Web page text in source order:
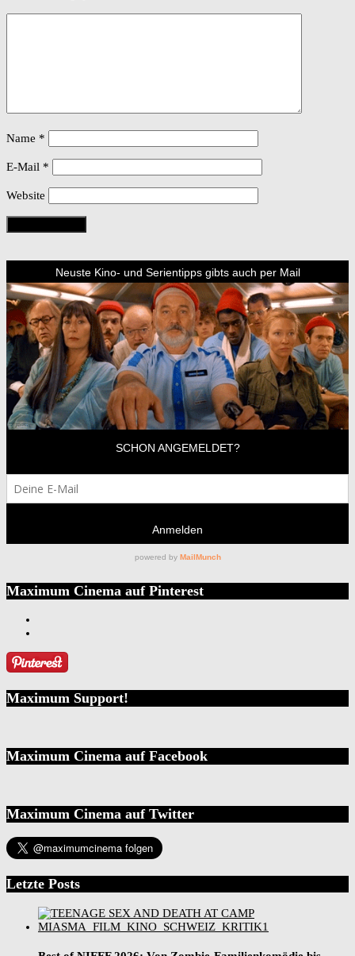
Name *
E-Mail *
Website
Maximum Cinema auf Pinterest
Maximum Support!
Maximum Cinema auf Facebook
Maximum Cinema auf Twitter
Letzte Posts